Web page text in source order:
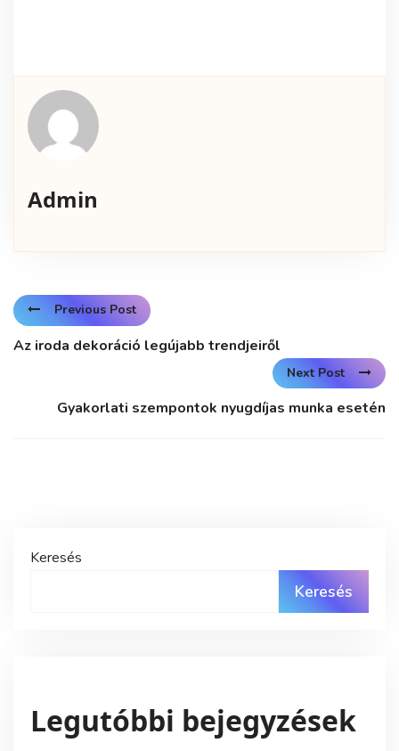
Admin
Previous Post
Az iroda dekoráció legújabb trendjeiről
Next Post
Gyakorlati szempontok nyugdíjas munka esetén
Keresés
Keresés
Legutóbbi bejegyzések